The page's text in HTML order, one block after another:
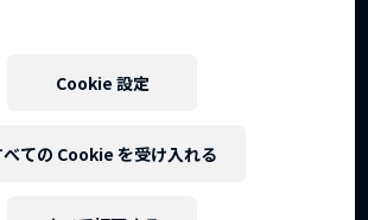
Cookie 設定
べての Cookie を受け入れる